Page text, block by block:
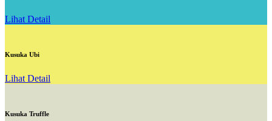
Lihat Detail
Kusuka Ubi
Lihat Detail
Kusuka Truffle